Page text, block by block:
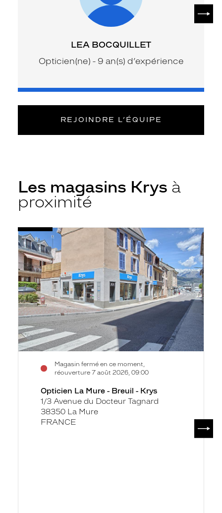
LEA BOCQUILLET
Opticien(ne) - 9 an(s) d’expérience
REJOINDRE L’ÉQUIPE
Les magasins Krys à
proximité
Opticien
La
Mure
-
Breuil
-
Krys
Magasin fermé en ce moment,
réouverture 7 août 2026, 09:00
Voir
la
fiche
Opticien La Mure - Breuil - Krys
1/3 Avenue du Docteur Tagnard
38350 La Mure
FRANCE